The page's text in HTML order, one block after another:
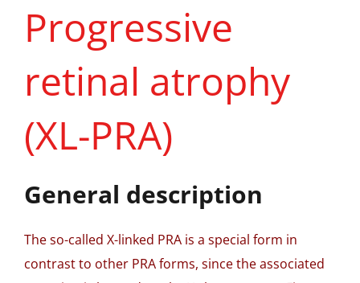
Progressive
retinal atrophy
(XL-PRA)
General description
The so-called X-linked PRA is a special form in
contrast to other PRA forms, since the associated